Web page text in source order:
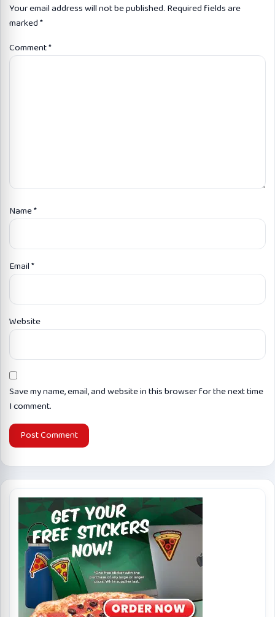
Your email address will not be published. Required fields are
marked*
Comment*
Name*
Email*
Website
Save my name, email, and website in this browser for the next time
I comment.